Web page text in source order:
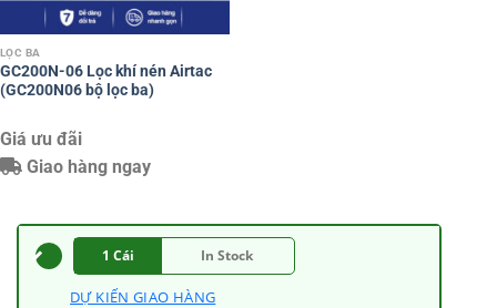
LỌC BA
GC200N-06 Lọc khí nén Airtac
(GC200N06 bộ lọc ba)
Giá ưu đãi
Giao hàng ngay
1 Cái In Stock
DỰ KIẾN GIAO HÀNG